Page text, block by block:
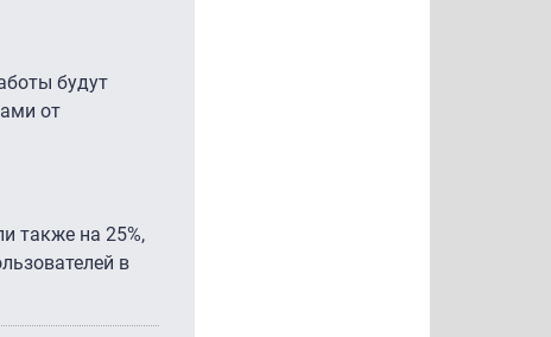
будут
от
также на 25%,
в